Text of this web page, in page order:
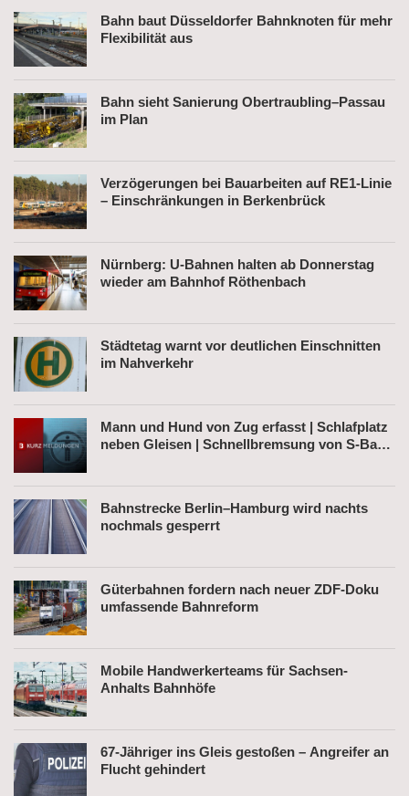
Bahn baut Düsseldorfer Bahnknoten für mehr
Flexibilität aus
Bahn sieht Sanierung Obertraubling–Passau
im Plan
Verzögerungen bei Bauarbeiten auf RE1-Linie
– Einschränkungen in Berkenbrück
Nürnberg: U-Bahnen halten ab Donnerstag
wieder am Bahnhof Röthenbach
Städtetag warnt vor deutlichen Einschnitten
im Nahverkehr
Mann und Hund von Zug erfasst | Schlafplatz
neben Gleisen | Schnellbremsung von S-Bahn
Bahnstrecke Berlin–Hamburg wird nachts
nochmals gesperrt
Güterbahnen fordern nach neuer ZDF-Doku
umfassende Bahnreform
Mobile Handwerkerteams für Sachsen-
Anhalts Bahnhöfe
67-Jähriger ins Gleis gestoßen – Angreifer an
Flucht gehindert